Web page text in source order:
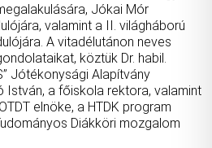
Jókai Mór
valamint a II. világháború
A vitadélutánon neves
köztük Dr. habil.
Jótékonysági Alapítvány
István, a főiskola rektora, valamint
elnöke, a HTDK program
Diákköri mozgalom